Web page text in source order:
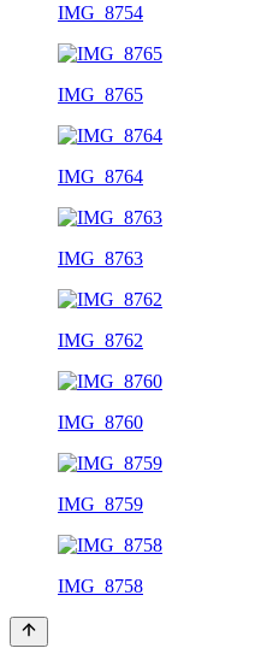
IMG_8754
IMG_8765
IMG_8764
IMG_8763
IMG_8762
IMG_8760
IMG_8759
IMG_8758